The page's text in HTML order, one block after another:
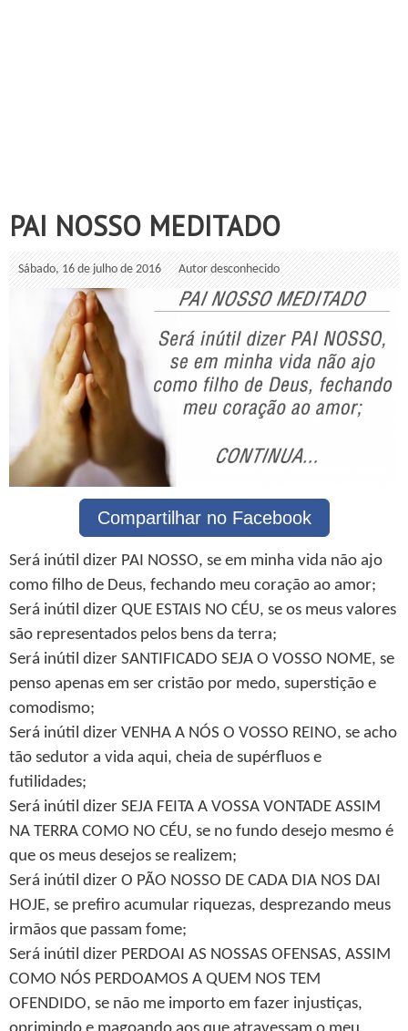
PAI NOSSO MEDITADO
Sábado, 16 de julho de 2016 Autor desconhecido
Compartilhar no Facebook
Será inútil dizer PAI NOSSO, se em minha vida não ajo
como filho de Deus, fechando meu coração ao amor;
Será inútil dizer QUE ESTAIS NO CÉU, se os meus valores
são representados pelos bens da terra;
Será inútil dizer SANTIFICADO SEJA O VOSSO NOME, se
penso apenas em ser cristão por medo, superstição e
comodismo;
Será inútil dizer VENHA A NÓS O VOSSO REINO, se acho
tão sedutor a vida aqui, cheia de supérfluos e
futilidades;
Será inútil dizer SEJA FEITA A VOSSA VONTADE ASSIM
NA TERRA COMO NO CÉU, se no fundo desejo mesmo é
que os meus desejos se realizem;
Será inútil dizer O PÃO NOSSO DE CADA DIA NOS DAI
HOJE, se prefiro acumular riquezas, desprezando meus
irmãos que passam fome;
Será inútil dizer PERDOAI AS NOSSAS OFENSAS, ASSIM
COMO NÓS PERDOAMOS A QUEM NOS TEM
OFENDIDO, se não me importo em fazer injustiças,